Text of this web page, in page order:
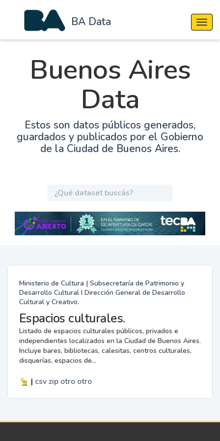
BA Data
Buenos Aires
Data
Estos son datos públicos generados,
guardados y publicados por el Gobierno
de la Ciudad de Buenos Aires.
Ministerio de Cultura | Subsecretaría de Patrimonio y
Desarrollo Cultural I Dirección General de Desarrollo
Cultural y Creativo.
Espacios culturales.
Listado de espacios culturales públicos, privados e
independientes localizados en la Ciudad de Buenos Aires.
Incluye bares, bibliotecas, calesitas, centros culturales,
disquerías, espacios de...
| csv zip otro otro